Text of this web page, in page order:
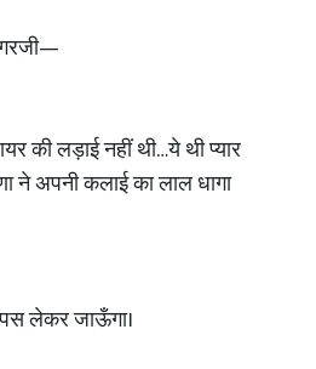
की लड़ाई नहीं थी…ये थी प्यार
ने अपनी कलाई का लाल धागा
लेकर जाऊँगा।